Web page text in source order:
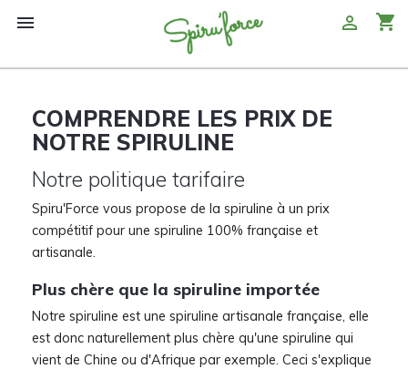
 shopping_cart

COMPRENDRE LES PRIX DE
NOTRE SPIRULINE
Notre politique tarifaire
Spiru'Force vous propose de la spiruline à un prix
compétitif pour une spiruline 100% française et
artisanale.
Plus chère que la spiruline importée
Notre spiruline est une spiruline artisanale française, elle
est donc naturellement plus chère qu'une spiruline qui
vient de Chine ou d'Afrique par exemple. Ceci s'explique